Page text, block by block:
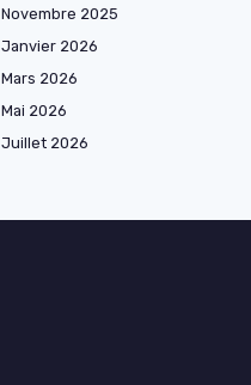
Novembre 2025
Janvier 2026
Mars 2026
Mai 2026
Juillet 2026